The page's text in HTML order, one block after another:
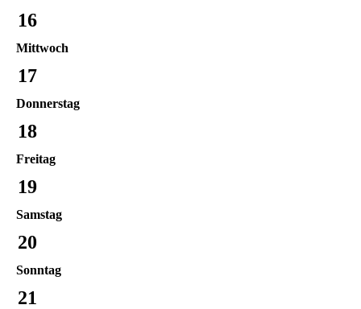
16
Mittwoch
17
Donnerstag
18
Freitag
19
Samstag
20
Sonntag
21